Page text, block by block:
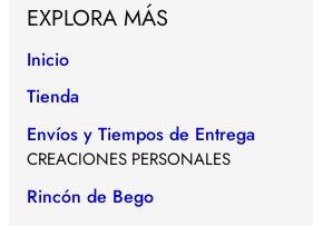
EXPLORA MÁS
Inicio
Tienda
Envíos y Tiempos de Entrega
CREACIONES PERSONALES
Rincón de Bego